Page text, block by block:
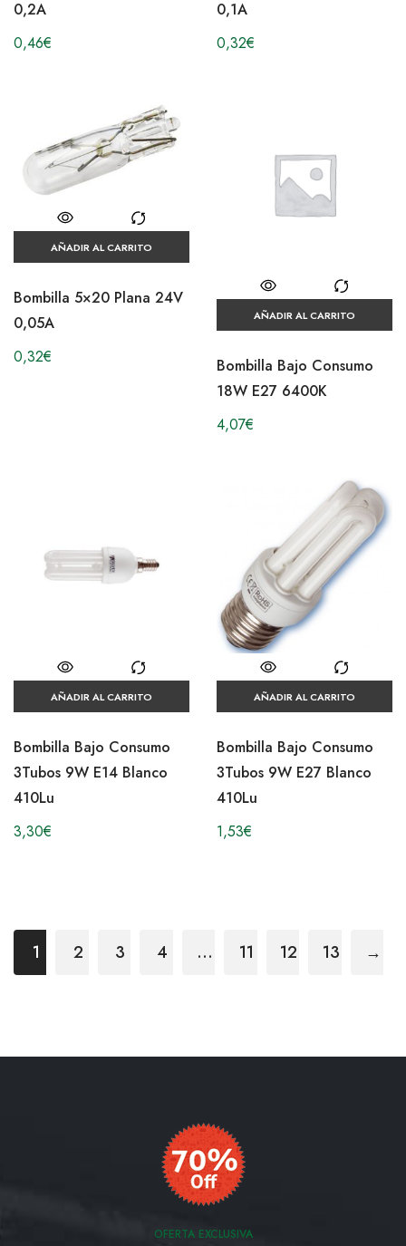
0,2A
0,46€
0,1A
0,32€
AÑADIR AL CARRITO
Bombilla 5×20 Plana 24V
0,05A
0,32€
AÑADIR AL CARRITO
Bombilla Bajo Consumo
18W E27 6400K
4,07€
AÑADIR AL CARRITO
Bombilla Bajo Consumo
3Tubos 9W E14 Blanco
410Lu
3,30€
AÑADIR AL CARRITO
Bombilla Bajo Consumo
3Tubos 9W E27 Blanco
410Lu
1,53€
1 2 3 4 … 11 12 13 →
OFERTA EXCLUSIVA